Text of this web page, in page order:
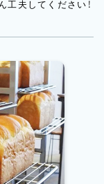
工夫してください！